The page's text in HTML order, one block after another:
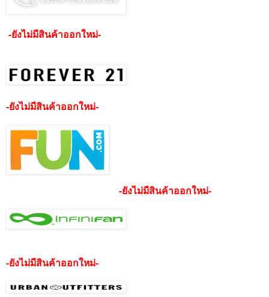
-ยังไม่มีสินค้าออกใหม่-
-ยังไม่มีสินค้าออกใหม่-
-ยังไม่มีสินค้าออกใหม่-
-ยังไม่มีสินค้าออกใหม่-